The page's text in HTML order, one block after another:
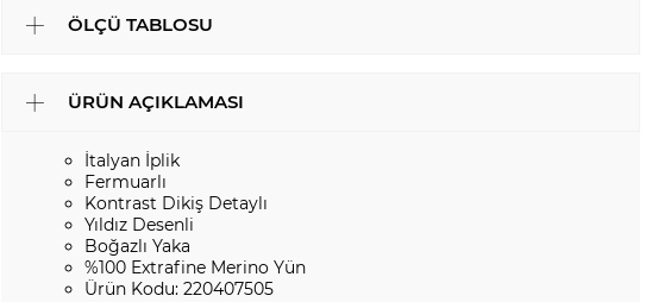
ÖLÇÜ TABLOSU
ÜRÜN AÇIKLAMASI
İtalyan İplik
Fermuarlı
Kontrast Dikiş Detaylı
Yıldız Desenli
Boğazlı Yaka
%100 Extrafine Merino Yün
Ürün Kodu: 220407505